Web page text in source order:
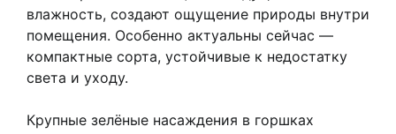
влажность, создают ощущение природы внутри
помещения. Особенно актуальны сейчас —
компактные сорта, устойчивые к недостатку
света и уходу.
Крупные зелёные насаждения в горшках